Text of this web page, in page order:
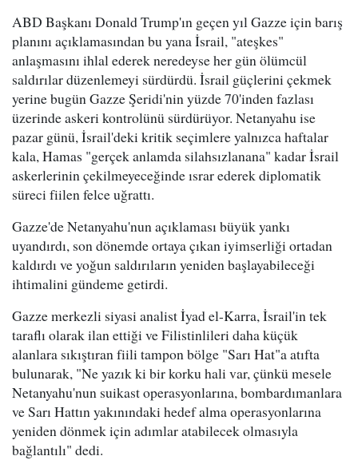
ABD Başkanı Donald Trump'ın geçen yıl Gazze için barış
planını açıklamasından bu yana İsrail, "ateşkes"
anlaşmasını ihlal ederek neredeyse her gün ölümcül
saldırılar düzenlemeyi sürdürdü. İsrail güçlerini çekmek
yerine bugün Gazze Şeridi'nin yüzde 70'inden fazlası
üzerinde askeri kontrolünü sürdürüyor. Netanyahu ise
pazar günü, İsrail'deki kritik seçimlere yalnızca haftalar
kala, Hamas "gerçek anlamda silahsızlanana" kadar İsrail
askerlerinin çekilmeyeceğinde ısrar ederek diplomatik
süreci fiilen felce uğrattı.
Gazze'de Netanyahu'nun açıklaması büyük yankı
uyandırdı, son dönemde ortaya çıkan iyimserliği ortadan
kaldırdı ve yoğun saldırıların yeniden başlayabileceği
ihtimalini gündeme getirdi.
Gazze merkezli siyasi analist İyad el-Karra, İsrail'in tek
taraflı olarak ilan ettiği ve Filistinlileri daha küçük
alanlara sıkıştıran fiili tampon bölge "Sarı Hat"a atıfta
bulunarak, "Ne yazık ki bir korku hali var, çünkü mesele
Netanyahu'nun suikast operasyonlarına, bombardımanlara
ve Sarı Hattın yakınındaki hedef alma operasyonlarına
yeniden dönmek için adımlar atabilecek olmasıyla
bağlantılı" dedi.